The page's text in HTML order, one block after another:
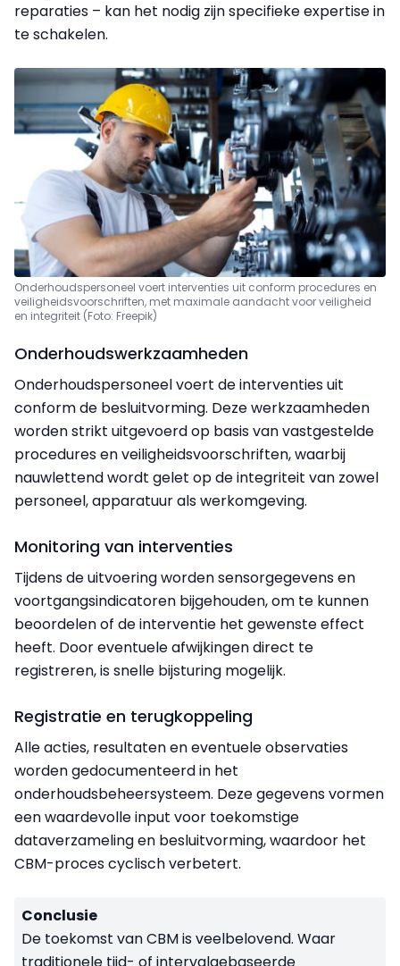
reparaties – kan het nodig zijn specifieke expertise in
te schakelen.
Onderhoudspersoneel voert interventies uit conform procedures en
veiligheidsvoorschriften, met maximale aandacht voor veiligheid
en integriteit (Foto: Freepik)
Onderhoudswerkzaamheden
Onderhoudspersoneel voert de interventies uit
conform de besluitvorming. Deze werkzaamheden
worden strikt uitgevoerd op basis van vastgestelde
procedures en veiligheidsvoorschriften, waarbij
nauwlettend wordt gelet op de integriteit van zowel
personeel, apparatuur als werkomgeving.
Monitoring van interventies
Tijdens de uitvoering worden sensorgegevens en
voortgangsindicatoren bijgehouden, om te kunnen
beoordelen of de interventie het gewenste effect
heeft. Door eventuele afwijkingen direct te
registreren, is snelle bijsturing mogelijk.
Registratie en terugkoppeling
Alle acties, resultaten en eventuele observaties
worden gedocumenteerd in het
onderhoudsbeheersysteem. Deze gegevens vormen
een waardevolle input voor toekomstige
dataverzameling en besluitvorming, waardoor het
CBM-proces cyclisch verbetert.
Conclusie
De toekomst van CBM is veelbelovend. Waar